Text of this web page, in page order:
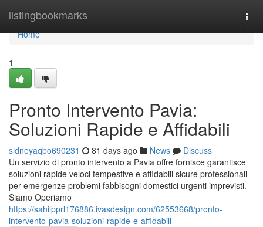
listingbookmarks
Home
Home
1
Pronto Intervento Pavia:
Soluzioni Rapide e Affidabili
sidneyaqbo690231 81 days ago News
Discuss
Un servizio di pronto intervento a Pavia offre fornisce garantisce
soluzioni rapide veloci tempestive e affidabili sicure professionali
per emergenze problemi fabbisogni domestici urgenti imprevisti.
Siamo Operiamo
https://sahilpprl176886.ivasdesign.com/62553668/pronto-
intervento-pavia-soluzioni-rapide-e-affidabili